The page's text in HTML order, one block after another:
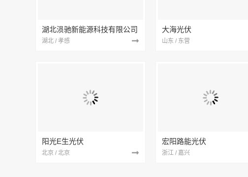
湖北涢驰新能源科技有限公司
湖北 / 孝感
大海光伏
山东 / 东营
阳光E生光伏
北京 / 北京
宏阳路能光伏
浙江 / 嘉兴